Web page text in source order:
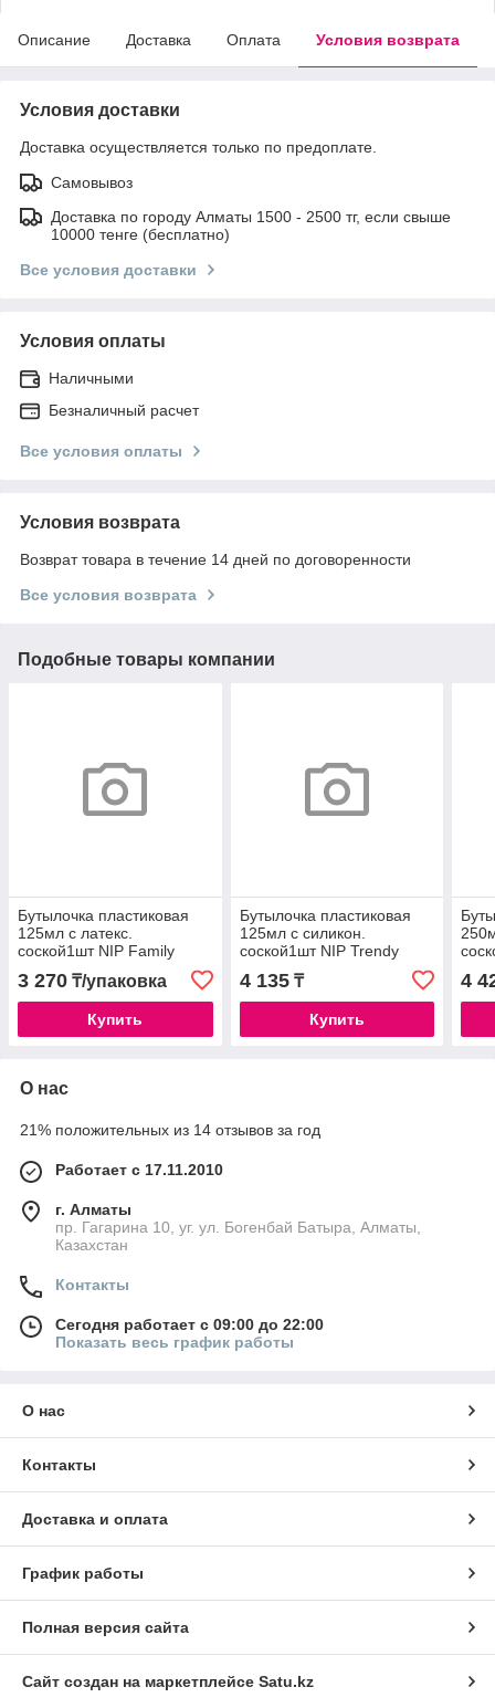
Описание Доставка Оплата Условия возврата
Условия доставки
Доставка осуществляется только по предоплате.
Самовывоз
Доставка по городу Алматы 1500 - 2500 тг, если свыше
10000 тенге (бесплатно)
Все условия доставки
Условия оплаты
Наличными
Безналичный расчет
Все условия оплаты
Условия возврата
Возврат товара в течение 14 дней по договоренности
Все условия возврата
Подобные товары компании
Бутылочка пластиковая
125мл с латекс.
соской1шт NIP Family
3 270 ₸/упаковка
Купить
Бутылочка пластиковая
125мл с силикон.
соской1шт NIP Trendy
4 135₸
Купить
4
О нас
21% положительных из 14 отзывов за год
Работает с 17.11.2010
г. Алматы
пр. Гагарина 10, уг. ул. Богенбай Батыра, Алматы,
Казахстан
Контакты
Сегодня работает с 09:00 до 22:00
Показать весь график работы
О нас
Контакты
Доставка и оплата
График работы
Полная версия сайта
Сайт создан на маркетплейсе Satu.kz